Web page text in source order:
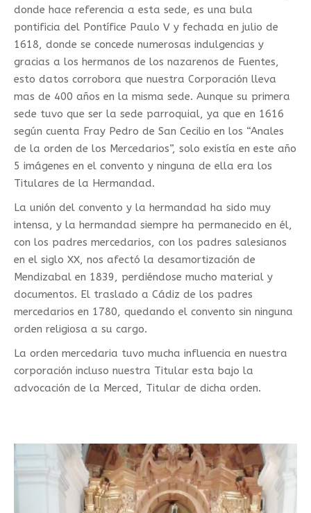
donde hace referencia a esta sede, es una bula
pontificia del Pontífice Paulo V y fechada en julio de
1618, donde se concede numerosas indulgencias y
gracias a los hermanos de los nazarenos de Fuentes,
esto datos corrobora que nuestra Corporación lleva
mas de 400 años en la misma sede. Aunque su primera
sede tuvo que ser la sede parroquial, ya que en 1616
según cuenta Fray Pedro de San Cecilio en los “Anales
de la orden de los Mercedarios”, solo existía en este año
5 imágenes en el convento y ninguna de ella era los
Titulares de la Hermandad.
La unión del convento y la hermandad ha sido muy
intensa, y la hermandad siempre ha permanecido en él,
con los padres mercedarios, con los padres salesianos
en el siglo XX, nos afectó la desamortización de
Mendizabal en 1839, perdiéndose mucho material y
documentos. El traslado a Cádiz de los padres
mercedarios en 1780, quedando el convento sin ninguna
orden religiosa a su cargo.
La orden mercedaria tuvo mucha influencia en nuestra
corporación incluso nuestra Titular esta bajo la
advocación de la Merced, Titular de dicha orden.